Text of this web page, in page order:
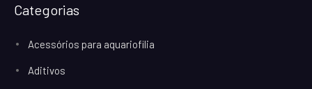
Categorias
Acessórios para aquariofilia
Aditivos